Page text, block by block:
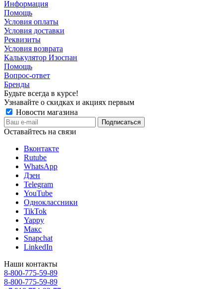
Информация
Помощь
Условия оплаты
Условия доставки
Реквизиты
Условия возврата
Калькулятор Изоспан
Помощь
Вопрос-ответ
Бренды
Будьте всегда в курсе!
Узнавайте о скидках и акциях первым
Новости магазина
Оставайтесь на связи
Вконтакте
Rutube
WhatsApp
Дзен
Telegram
YouTube
Одноклассники
TikTok
Yappy
Макс
Snapchat
LinkedIn
Наши контакты
8-800-775-59-89
8-800-775-59-89